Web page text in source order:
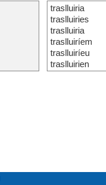
traslluiria
traslluiries
traslluiria
traslluiríem
traslluiríeu
traslluirien